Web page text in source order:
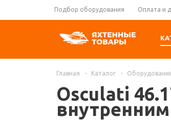
Подбор оборудования Оплата и
Главная - Каталог -
Osculati